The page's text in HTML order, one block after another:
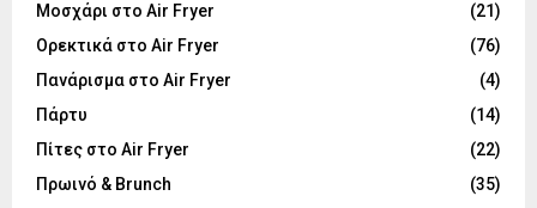
Μοσχάρι στο Air Fryer
(21)
Ορεκτικά στο Air Fryer
(76)
Πανάρισμα στο Air Fryer
(4)
Πάρτυ
(14)
Πίτες στο Air Fryer
(22)
Πρωινό & Brunch
(35)